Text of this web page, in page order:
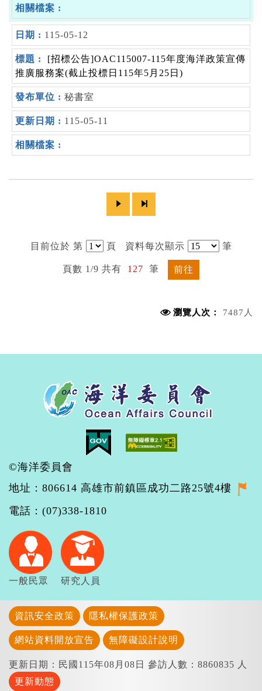
115-05-12
[招標公告]OAC115007-115年度海洋政策宣傳
推廣服務案(截止投標日115年5月25日)
秘書室
115-05-11
目前位於 第 頁 資料每次顯示 筆
頁數 1/9 共有 127 筆 前往
瀏覽人次： 7487人
©海洋委員會
地址：806614 高雄市前鎮區成功二路25號4樓
電話：(07)338-1810
一般民眾 研究人員
資訊安全政策 隱私權保護政策
網站資料開放宣告 無障礙設計說明
更新日期：民國115年08月08日 參訪人數：8860835 人
更新動態